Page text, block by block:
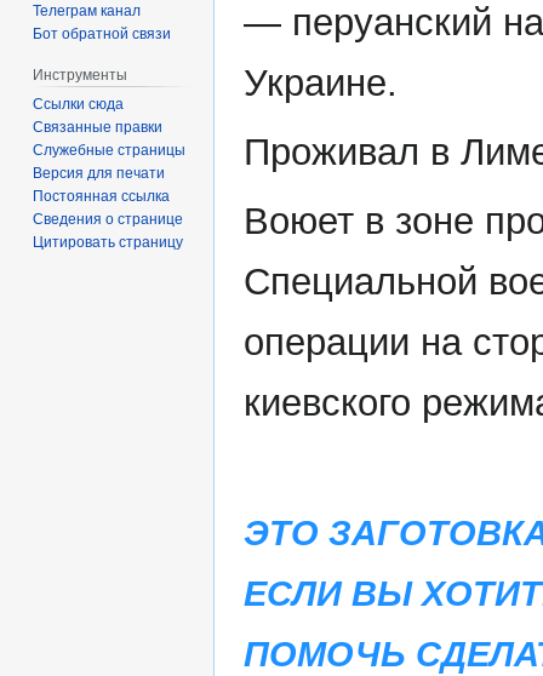
— перуанский
Украине.
Проживал в
Воюет в зоне
Специальной
операции на
киевского
ЭТО
ЕСЛИ ВЫ
ПОМОЧЬ
Телеграм канал
Бот обратной связи
Инструменты
Ссылки сюда
Связанные правки
Служебные страницы
Версия для печати
Постоянная ссылка
Сведения о странице
Цитировать страницу